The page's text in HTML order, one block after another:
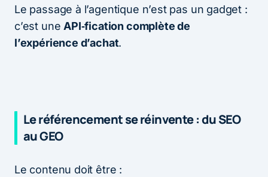
Le passage à l’agentique n’est pas un gadget :
c’est uneAPI‑fication complète de
l’expérience d’achat.
Le référencement se réinvente : du SEO
au GEO
Le contenu doit être :